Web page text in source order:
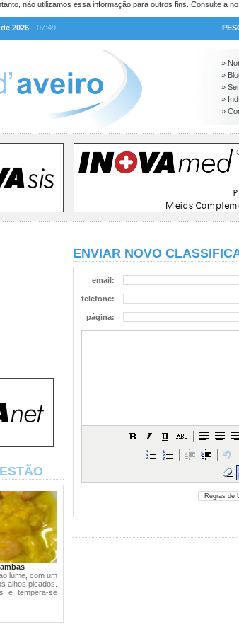
não utilizamos essa informação para outros fins. Consulte a
2026
07:49
»
»
»
»
»
lume, com um
alhos picados.
e tempera-se
ENVIAR NOVO
email:
telefone:
página: